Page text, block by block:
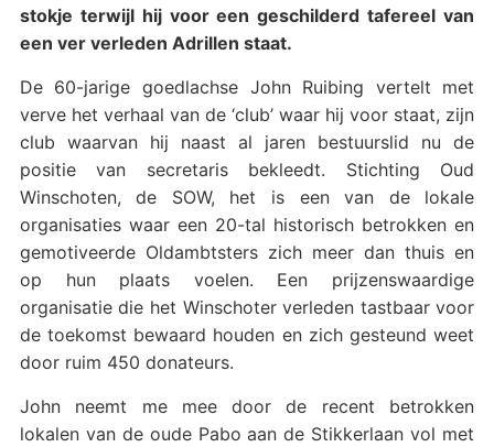
stokje terwijl hij voor een geschilderd tafereel van
een ver verleden Adrillen staat.
De 60-jarige goedlachse John Ruibing vertelt met
verve het verhaal van de ‘club’ waar hij voor staat, zijn
club waarvan hij naast al jaren bestuurslid nu de
positie van secretaris bekleedt. Stichting Oud
Winschoten, de SOW, het is een van de lokale
organisaties waar een 20-tal historisch betrokken en
gemotiveerde Oldambtsters zich meer dan thuis en
op hun plaats voelen. Een prijzenswaardige
organisatie die het Winschoter verleden tastbaar voor
de toekomst bewaard houden en zich gesteund weet
door ruim 450 donateurs.
John neemt me mee door de recent betrokken
lokalen van de oude Pabo aan de Stikkerlaan vol met